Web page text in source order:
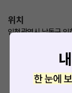
위치
인천광역시 남동구